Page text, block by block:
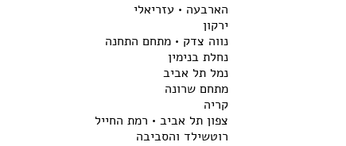
הארבעה • עזריאלי
ירקון
נווה צדק • מתחם התחנה
נחלת בנימין
נמל תל אביב
מתחם שרונה
קריה
צפון תל אביב • רמת החייל
רוטשילד והסביבה